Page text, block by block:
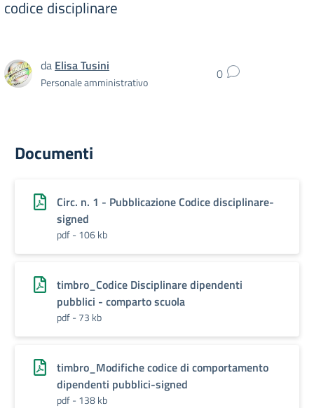
codice disciplinare
da Elisa Tusini
Personale amministrativo 0
Documenti
Circ. n. 1 - Pubblicazione Codice disciplinare-
signed
pdf - 106 kb
timbro_Codice Disciplinare dipendenti
pubblici - comparto scuola
pdf - 73 kb
timbro_Modifiche codice di comportamento
dipendenti pubblici-signed
pdf - 138 kb